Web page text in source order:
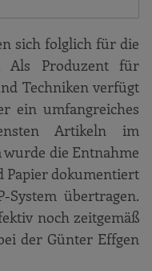
sich folglich für die
Als Produzent für
Techniken verfügt
ein umfangreiches
Artikeln im
wurde die Entnahme
Papier dokumentiert
System übertragen.
noch zeitgemäß
der Günter Effgen